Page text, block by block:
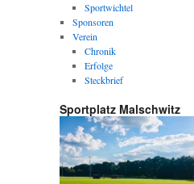
Sportwichtel
Sponsoren
Verein
Chronik
Erfolge
Steckbrief
Sportplatz Malschwitz